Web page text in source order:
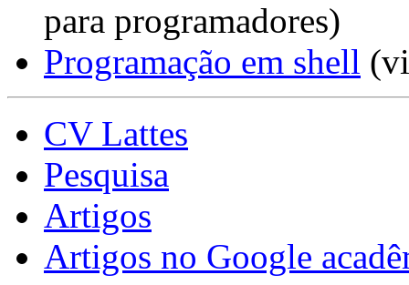
para programadores)
Programação em shell
CV Lattes
Pesquisa
Artigos
Artigos no Google